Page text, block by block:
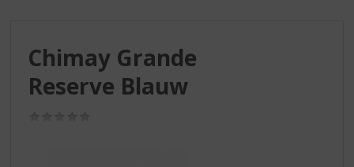
Chimay Grande
Reserve Blauw